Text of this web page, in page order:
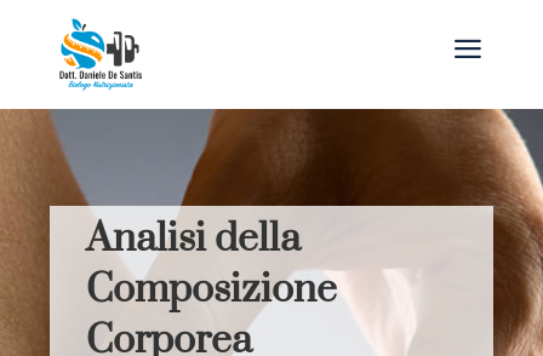
a
Analisi della
Composizione
Corporea